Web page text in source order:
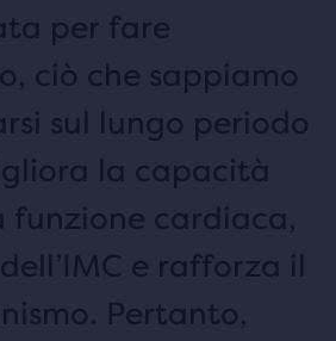
per fare
ciò che sappiamo
sul lungo periodo
la capacità
funzione cardiaca,
e rafforza il
Pertanto,